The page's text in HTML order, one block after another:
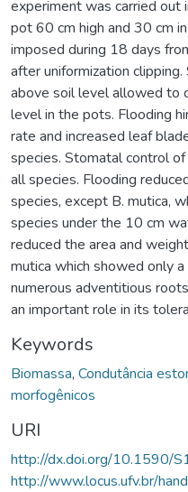
experiment was carried out
pot 60 cm high and 30 cm
imposed during 18 days
after uniformization
above soil level allowed to
level in the pots. Flooding
rate and increased leaf
species. Stomatal control
all species. Flooding
species, except B. mutica,
species under the 10 cm
reduced the area and
mutica which showed only
numerous adventitious
an important role in its
Keywords
Biomassa, Condutância
morfogênicos
URI
http://dx.doi.org/
http://www.locus.ufv.br/